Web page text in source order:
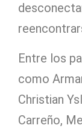
Entre los
como
Christian
Carreño,